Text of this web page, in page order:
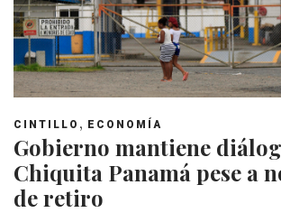
CINTILLO , ECONOMÍA
Gobierno mantiene
Chiquita Panamá pese a
de retiro